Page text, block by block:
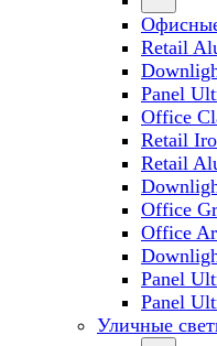
Retail
Panel
Office
Retail
Retail
Office
Office
Panel
Panel
Уличные